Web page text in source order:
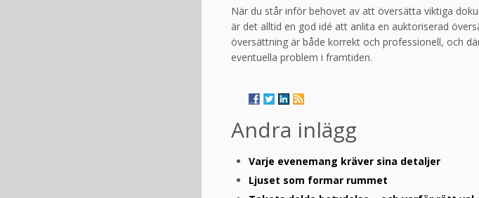
När du står inför behovet av att översätta viktiga
är det alltid en god idé att anlita en auktoriserad
översättning är både korrekt och professionell, och
eventuella problem i framtiden.
Andra inlägg
Varje evenemang kräver sina detaljer
Ljuset som formar rummet